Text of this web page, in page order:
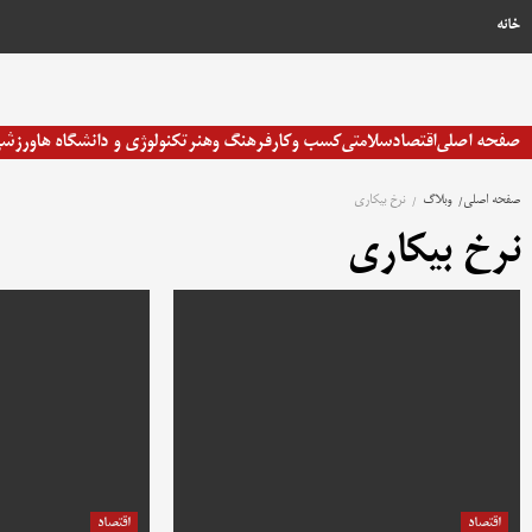
پرش
به
خانه
صفحه اصلیاقتصادسلامتیکسب وکارفرهنگ وهنرتکنولوژی و دانشگاه ها
صفحه اصلی وبلاگ نرخ بیکاری
نرخ بیکاری
اقتصاد اقتصاد